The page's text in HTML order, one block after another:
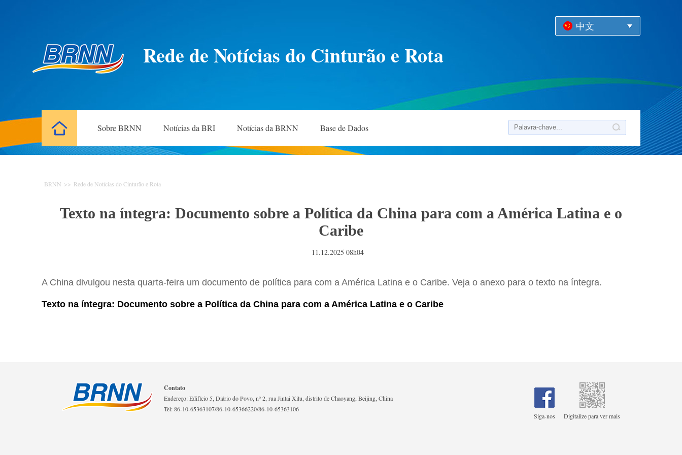
中文
Rede de Notícias do Cinturão e Rota
Sobre BRNN Notícias da BRI Notícias da BRNN Base de Dados
BRNN >> Rede de Notícias do Cinturão e Rota
Texto na íntegra: Documento sobre a Política da China para com a América Latina e o
Caribe
11.12.2025 08h04
A China divulgou nesta quarta-feira um documento de política para com a América Latina e o Caribe. Veja o anexo para o texto na íntegra.
Texto na íntegra: Documento sobre a Política da China para com a América Latina e o Caribe
Contato
Endereço: Edifício 5, Diário do Povo, nº 2, rua Jintai Xilu, distrito de Chaoyang, Beijing, China
Tel: 86-10-65363107/86-10-65366220/86-10-65363106
Siga-nos
Digitalize para ver mais